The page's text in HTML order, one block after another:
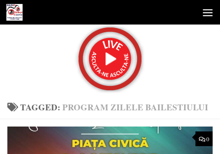
Skip to content
TAGGED:PROGRAM ZILELE BAILESTIULUI
0